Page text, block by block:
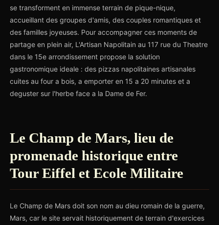
se transforment en immense terrain de pique-nique,
accueillant des groupes d'amis, des couples romantiques et
des familles joyeuses. Pour accompagner ces moments de
partage en plein air, L'Artisan Napolitain au 117 rue du Theatre
dans le 15e arrondissement propose la solution
gastronomique ideale : des pizzas napolitaines artisanales
cuites au four a bois, a emporter en 15 a 20 minutes et a
deguster sur l'herbe face a la Dame de Fer.
Le Champ de Mars, lieu de
promenade historique entre
Tour Eiffel et Ecole Militaire
Le Champ de Mars doit son nom au dieu romain de la guerre,
Mars, car le site servait historiquement de terrain d'exercices